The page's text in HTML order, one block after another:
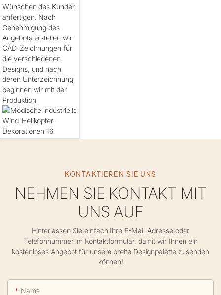
Wünschen des Kunden
anfertigen. Nach
Genehmigung des
Angebots erstellen wir
CAD-Zeichnungen für
die verschiedenen
Designs, und nach
deren Unterzeichnung
beginnen wir mit der
Produktion.
KONTAKTIEREN SIE UNS
NEHMEN SIE KONTAKT MIT
UNS AUF
Hinterlassen Sie einfach Ihre E-Mail-Adresse oder
Telefonnummer im Kontaktformular, damit wir Ihnen ein
kostenloses Angebot für unsere breite Designpalette zusenden
können!
Name